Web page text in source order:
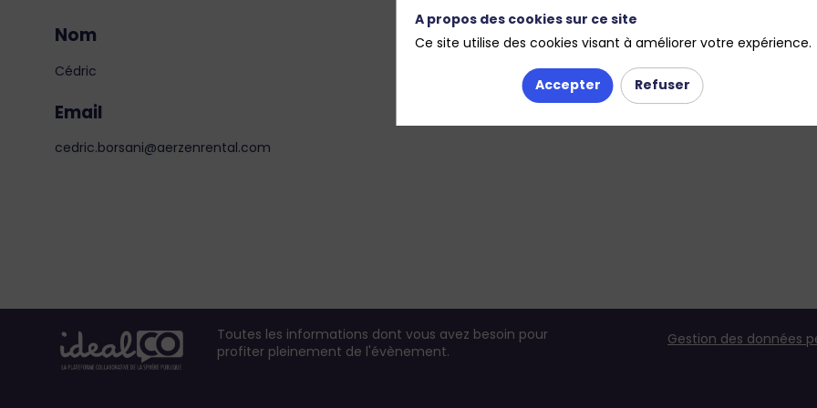
Nom
Cédric
Email
cedric.borsani@aerzenrental.com
Toutes les informations dont vous avez besoin pour
profiter pleinement de l'évènement.
Gestion des données
A propos des cookies sur ce site
Ce site utilise des cookies visant à améliorer votre expérience.
Accepter Refuser